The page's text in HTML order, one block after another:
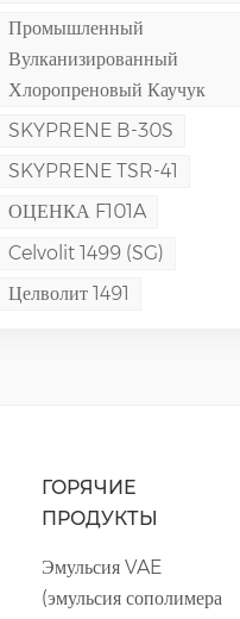
Промышленный
Вулканизированный
Хлоропреновый Каучук
SKYPRENE B-30S
SKYPRENE TSR-41
ОЦЕНКА F101A
Celvolit 1499 (SG)
Целволит 1491
ГОРЯЧИЕ
ПРОДУКТЫ
Эмульсия VAE
(эмульсия сополимера